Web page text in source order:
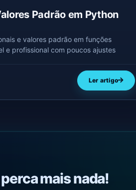
Padrão em Python
e valores padrão em funções
e profissional com poucos ajustes
Ler artigo
mais nada!